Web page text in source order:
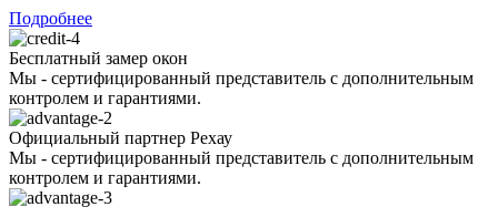
Подробнее
Бесплатный замер окон
Мы - сертифицированный представитель с дополнительным
контролем и гарантиями.
Официальный партнер Рехау
Мы - сертифицированный представитель с дополнительным
контролем и гарантиями.